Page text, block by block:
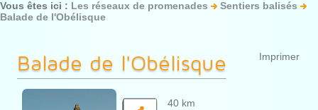
Vous êtes ici : Les réseaux de promenades
Sentiers balisés
Balade de l'Obélisque
Imprimer
Balade de l'Obélisque
40 km